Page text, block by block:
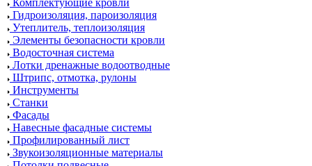
Комплектующие кровли
Гидроизоляция, пароизоляция
Утеплитель, теплоизоляция
Элементы безопасности кровли
Водосточная система
Лотки дренажные водоотводные
Штрипс, отмотка, рулоны
Инструменты
Станки
Фасады
Навесные фасадные системы
Профилированный лист
Звукоизоляционные материалы